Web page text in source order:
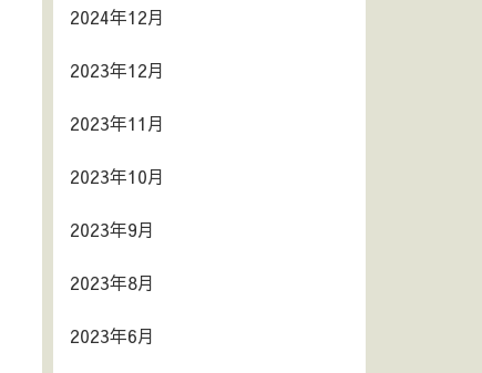
2024年12月
2023年12月
2023年11月
2023年10月
2023年9月
2023年8月
2023年6月